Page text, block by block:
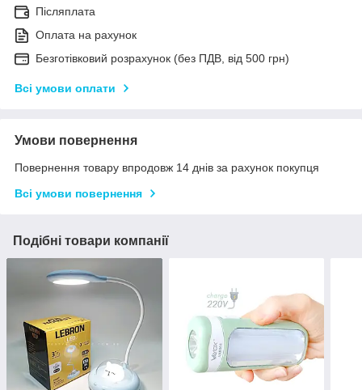
Післяплата
Оплата на рахунок
Безготівковий розрахунок (без ПДВ, від 500 грн)
Всі умови оплати
Умови повернення
Повернення товару впродовж 14 днів за рахунок покупця
Всі умови повернення
Подібні товари компанії